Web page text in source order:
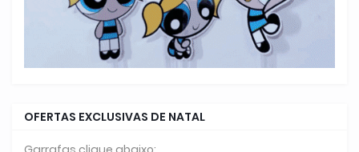
OFERTAS EXCLUSIVAS DE NATAL